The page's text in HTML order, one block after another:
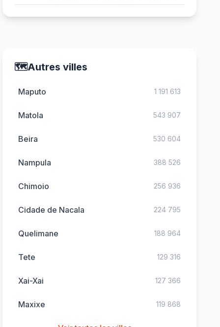
🗺️Autres villes
Maputo 1 191 613
Matola 543 907
Beira 530 604
Nampula 388 526
Chimoio 256 936
Cidade de Nacala 224 795
Quelimane 188 964
Tete 129 316
Xai-Xai 127 366
Maxixe 119 868